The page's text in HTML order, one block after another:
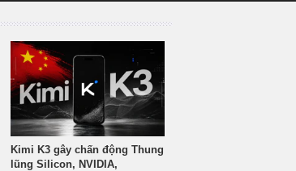
Kimi K3 gây chấn động Thung
lũng Silicon, NVIDIA,